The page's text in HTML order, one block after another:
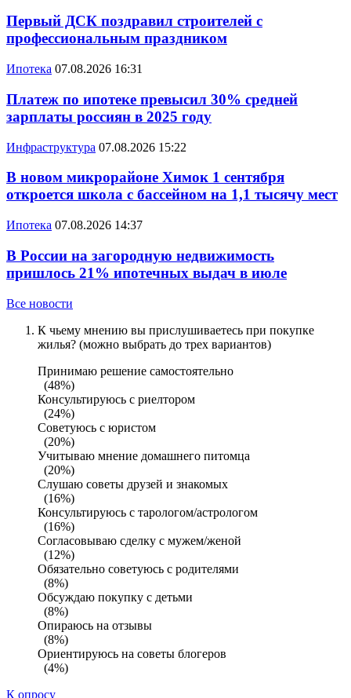
Первый ДСК поздравил строителей с
профессиональным праздником
Ипотека 07.08.2026 16:31
Платеж по ипотеке превысил 30% средней
зарплаты россиян в 2025 году
Инфраструктура 07.08.2026 15:22
В новом микрорайоне Химок 1 сентября
откроется школа с бассейном на 1,1 тысячу мест
Ипотека 07.08.2026 14:37
В России на загородную недвижимость
пришлось 21% ипотечных выдач в июле
Все новости
К чьему мнению вы прислушиваетесь при покупке
жилья? (можно выбрать до трех вариантов)
Принимаю решение самостоятельно
(48%)
Консультируюсь с риелтором
(24%)
Советуюсь с юристом
(20%)
Учитываю мнение домашнего питомца
(20%)
Слушаю советы друзей и знакомых
(16%)
Консультируюсь с тарологом/астрологом
(16%)
Согласовываю сделку с мужем/женой
(12%)
Обязательно советуюсь с родителями
(8%)
Обсуждаю покупку с детьми
(8%)
Опираюсь на отзывы
(8%)
Ориентируюсь на советы блогеров
(4%)
К опросу